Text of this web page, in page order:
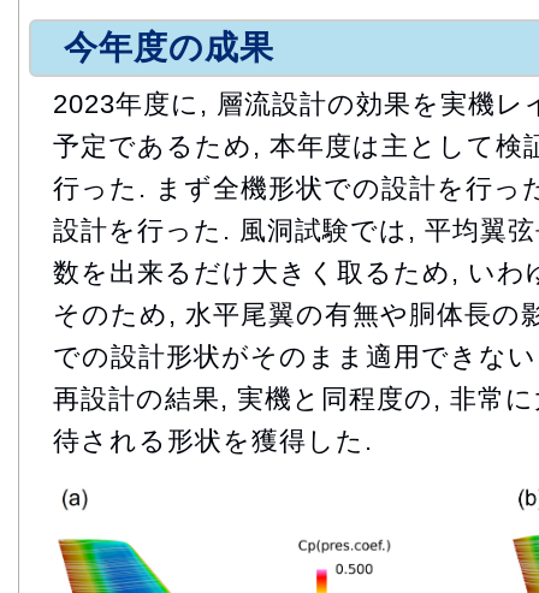
今年度の成果
2023年度に, 層流設計の効果を実機レ
予定であるため, 本年度は主として検
行った. まず全機形状での設計を行っ
設計を行った. 風洞試験では, 平均翼
数を出来るだけ大きく取るため, いわ
そのため, 水平尾翼の有無や胴体長の
での設計形状がそのまま適用できな
再設計の結果, 実機と同程度の, 非常
待される形状を獲得した.